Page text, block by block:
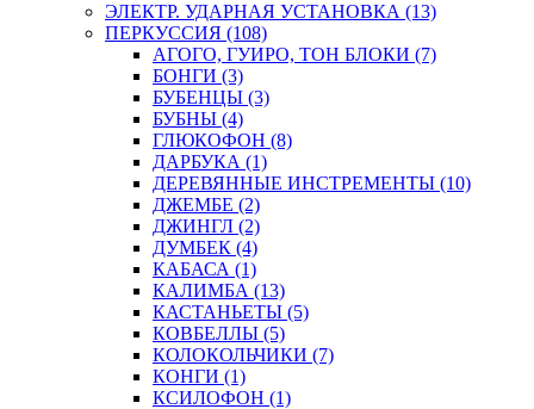
ЭЛЕКТР. УДАРНАЯ УСТАНОВКА (13)
ПЕРКУССИЯ (108)
АГОГО, ГУИРО, ТОН БЛОКИ (7)
БОНГИ (3)
БУБЕНЦЫ (3)
БУБНЫ (4)
ГЛЮКОФОН (8)
ДАРБУКА (1)
ДЕРЕВЯННЫЕ ИНСТРЕМЕНТЫ (10)
ДЖЕМБЕ (2)
ДЖИНГЛ (2)
ДУМБЕК (4)
КАБАСА (1)
КАЛИМБА (13)
КАСТАНЬЕТЫ (5)
КОВБЕЛЛЫ (5)
КОЛОКОЛЬЧИКИ (7)
КОНГИ (1)
КСИЛОФОН (1)